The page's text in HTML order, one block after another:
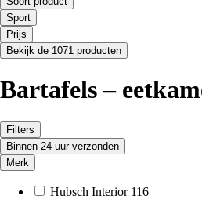
Sport
Prijs
Bekijk de 1071 producten
Bartafels –
Filters
Binnen 24 uur verzonden
Merk
Hubsch Interior 116